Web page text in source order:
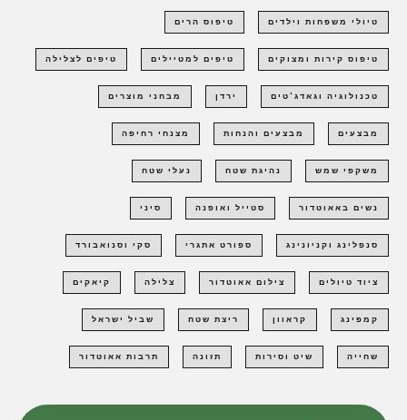
טיולי משפחות וילדים טיפוס הרים
טיפוס קירות ומצוקים טיפים למטיילים טיפים לצלילה
טכנולוגיה וגאדג'טים ירדן מבחני מוצרים
מבצעים מבצעים והנחות מצנחי רחיפה
משקפי שמש נהיגת שטח נעלי שטח
נשים באאוטדור סטייל ואופנה סיני
סנפלינג וקניונינג ספורט אתגרי סקי וסנואבורד
ציוד טיולים צילום אאוטדור צלילה קיאקים
קמפינג קראוון ריצת שטח שביל ישראל
שחייה שיט וסירות תזונה תרבות אאוטדור